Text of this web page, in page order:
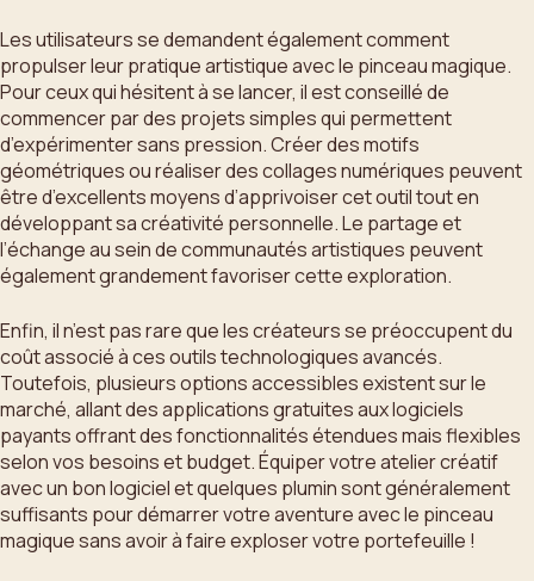
Les utilisateurs se demandent également comment
propulser leur pratique artistique avec le pinceau magique.
Pour ceux qui hésitent à se lancer, il est conseillé de
commencer par des projets simples qui permettent
d’expérimenter sans pression. Créer des motifs
géométriques ou réaliser des collages numériques peuvent
être d’excellents moyens d’apprivoiser cet outil tout en
développant sa créativité personnelle. Le partage et
l’échange au sein de communautés artistiques peuvent
également grandement favoriser cette exploration.
Enfin, il n’est pas rare que les créateurs se préoccupent du
coût associé à ces outils technologiques avancés.
Toutefois, plusieurs options accessibles existent sur le
marché, allant des applications gratuites aux logiciels
payants offrant des fonctionnalités étendues mais flexibles
selon vos besoins et budget. Équiper votre atelier créatif
avec un bon logiciel et quelques plumin sont généralement
suffisants pour démarrer votre aventure avec le pinceau
magique sans avoir à faire exploser votre portefeuille !